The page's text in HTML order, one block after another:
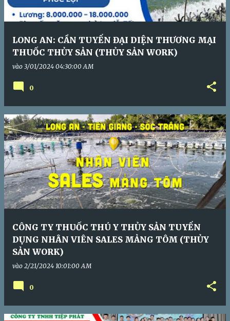
LONG AN: CẦN TUYỂN ĐẠI DIỆN THƯƠNG MẠI
THUỐC THỦY SẢN (THỦY SẢN WORK)
vào 3/01/2024 04:30:00 AM
0
CÔNG TY THUỐC THÚ Y THỦY SẢN TUYỂN
DỤNG NHÂN VIÊN SALES MẢNG TÔM (THỦY
SẢN WORK)
vào 2/21/2024 10:01:00 AM
0